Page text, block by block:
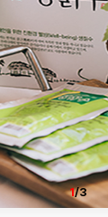
1/3